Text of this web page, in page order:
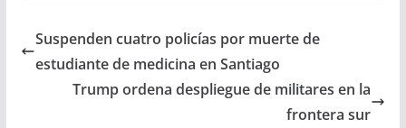
Suspenden cuatro policías por muerte de
estudiante de medicina en Santiago
Trump ordena despliegue de militares en la
frontera sur